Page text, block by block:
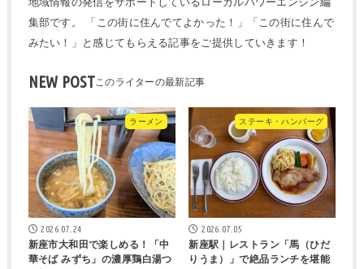
集部です。 「この街に住んでてよかった！」「この街に住んで
みたい！」と感じてもらえる記事をご提供していきます！
NEW POST
ラーメン
2026.07.24
新座市大和田で楽しめる！「中
華そば みずち」の濃厚鶏白湯つ
ステーキ・ハンバーグ
2026.07.05
新座駅｜レストラン「馬（ひだ
りうま）」で絶品ランチを堪能